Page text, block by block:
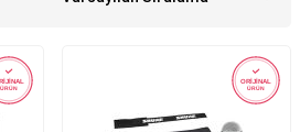
ÜRÜN
ORİJİNAL
ÜRÜN